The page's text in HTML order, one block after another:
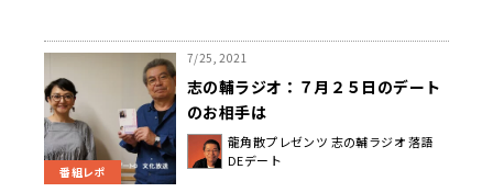
番組レポ
7/25, 2021
志の輔ラジオ：７月２５日のデート
のお相手は
龍角散プレゼンツ 志の輔ラジオ 落語
DEデート